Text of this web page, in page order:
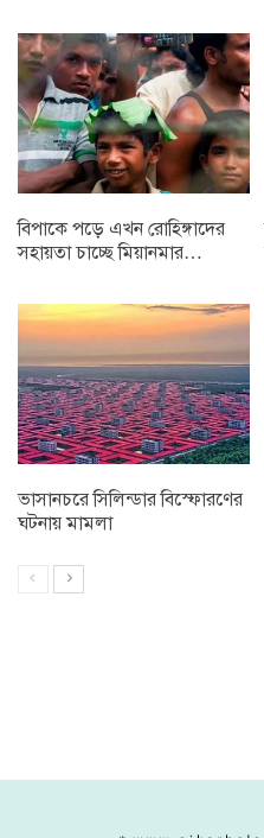
বিপাকে পড়ে এখন রোহিঙ্গাদের
সহায়তা চাচ্ছে মিয়ানমার…
ভাসানচরে সিলিন্ডার বিস্ফোরণের
ঘটনায় মামলা